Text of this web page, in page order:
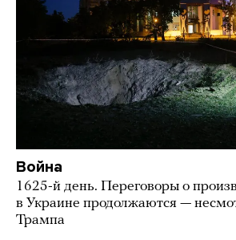
Война
1625-й день. Переговоры о
в Украине продолжаются —
Трампа